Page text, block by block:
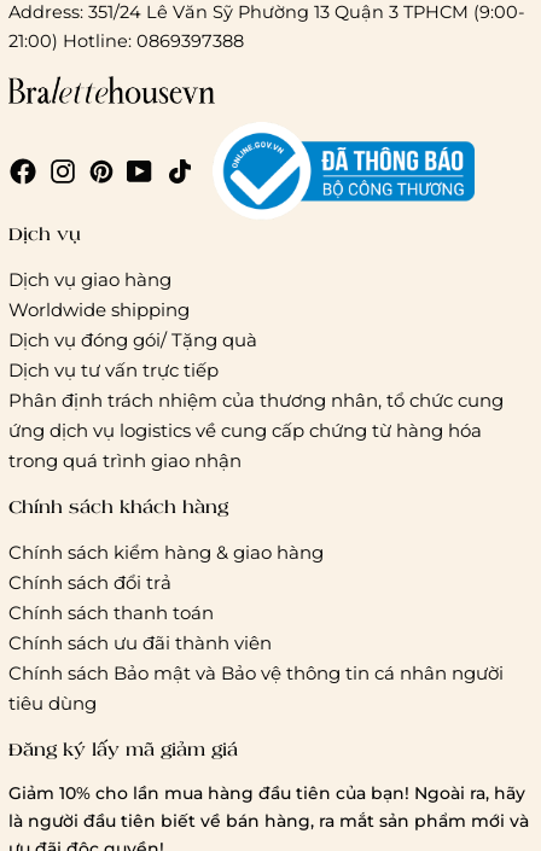
Chi phí giao hàng
Giao hàng trong ngày (hoả tốc)
Giao hàng tiêu chuẩn:
Hồ Chí Minh:
Áp dụng theo bảng giá cước của ĐVVC
Vietelpost/ Giaohangtietkiem và 1 số đối tác vận chuyển
Hà Nội và các tỉnh thành khác:
Áp dụng theo bảng giá
cước của ĐVVC Vietelpost/ Giaohangtietkiem... và 1 số đối
tác vận chuyển khác
Thời gian giao hàng
Hồ Chí Minh:
Hà Nội và các tỉnh thành khá
Lưu ý chung về chính sách vận chuyển
1 triệu đồng
Address: 351/24 Lê Văn Sỹ Phường 13 Quận 3 TPHCM (9:00-
21:00) Hotline: 0869397388
Dịch vụ
Dịch vụ giao hàng
Worldwide shipping
Dịch vụ đóng gói/ Tặng quà
Dịch vụ tư vấn trực tiếp
Phân định trách nhiệm của thương nhân, tổ chức cung
ứng dịch vụ logistics về cung cấp chứng từ hàng hóa
trong quá trình giao nhận
Chính sách khách hàng
Chính sách kiểm hàng & giao hàng
Chính sách đổi trả
Chính sách thanh toán
Chính sách ưu đãi thành viên
Chính sách Bảo mật và Bảo vệ thông tin cá nhân người
tiêu dùng
Đăng ký lấy mã giảm giá
Giảm 10% cho lần mua hàng đầu tiên của bạn! Ngoài ra, hãy
là người đầu tiên biết về bán hàng, ra mắt sản phẩm mới và